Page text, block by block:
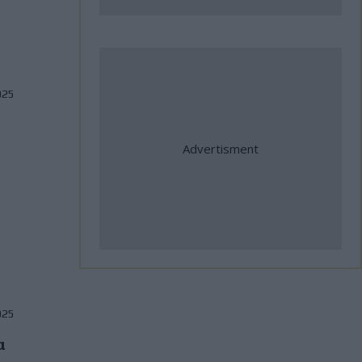
ΑΜΟΤΟΕ και ΜΟΤΟΕ για την